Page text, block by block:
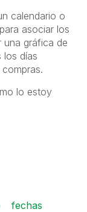
calendario o
asociar los
una gráfica de
los días
lo estoy
fechas